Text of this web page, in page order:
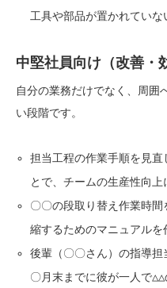
工具や部品が置かれていな
中堅社員向け（改善・
自分の業務だけでなく、周囲
い段階です。
担当工程の作業手順を見直
とで、チームの生産性向上
〇〇の段取り替え作業時
縮するためのマニュアルを
後輩（〇〇さん）の指導担
〇月末までに彼が一人で